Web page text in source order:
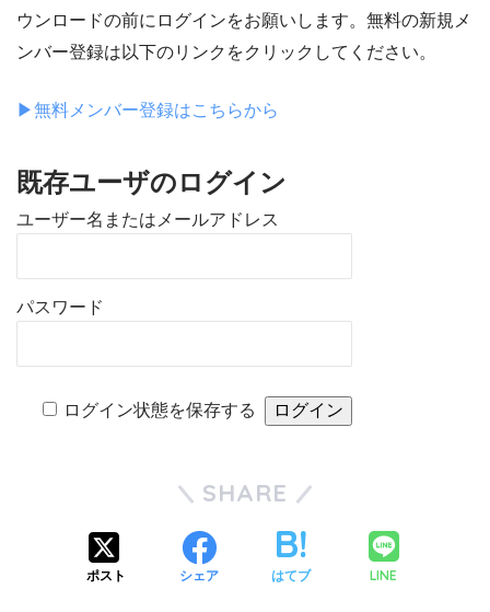
ウンロードの前にログインをお願いします。無料の新規メ
ンバー登録は以下のリンクをクリックしてください。
▶︎無料メンバー登録はこちらから
既存ユーザのログイン
ユーザー名またはメールアドレス
パスワード
ログイン状態を保存する
SHARE
ポスト シェア はてブ LINE